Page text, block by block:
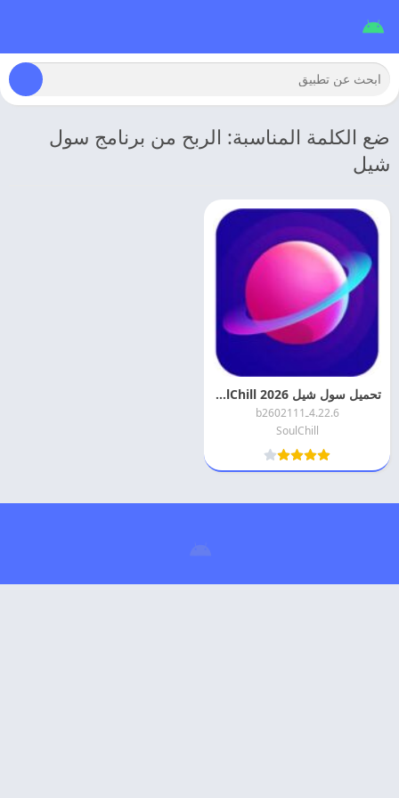
ضع الكلمة المناسبة: الربح من برنامج سول
شيل
تحميل سول شيل 2026 SoulChill مهكر اخر اصدار مجانا
4.22.6ـb2602111
SoulChill